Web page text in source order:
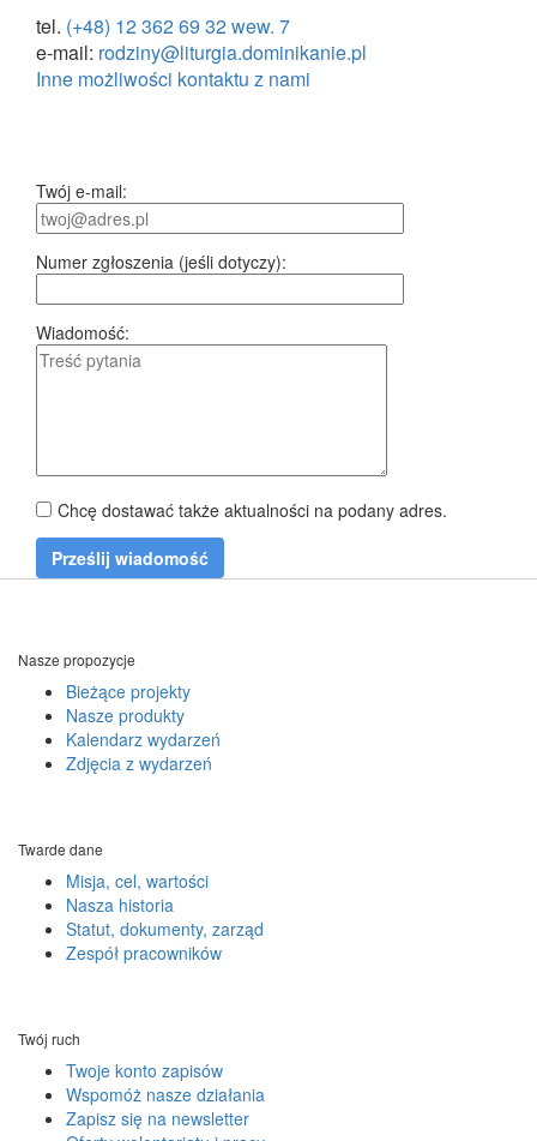
tel. (+48) 12 362 69 32 wew. 7
e-mail: rodziny@liturgia.dominikanie.pl
Inne możliwości kontaktu z nami
Twój e-mail:
Numer zgłoszenia (jeśli dotyczy):
Wiadomość:
Chcę dostawać także aktualności na podany adres.
Nasze propozycje
Bieżące projekty
Nasze produkty
Kalendarz wydarzeń
Zdjęcia z wydarzeń
Twarde dane
Misja, cel, wartości
Nasza historia
Statut, dokumenty, zarząd
Zespół pracowników
Twój ruch
Twoje konto zapisów
Wspomóż nasze działania
Zapisz się na newsletter